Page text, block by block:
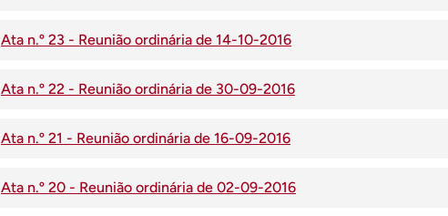
Ata n.º 23 - Reunião ordinária de 14-10-2016
Ata n.º 22 - Reunião ordinária de 30-09-2016
Ata n.º 21 - Reunião ordinária de 16-09-2016
Ata n.º 20 - Reunião ordinária de 02-09-2016